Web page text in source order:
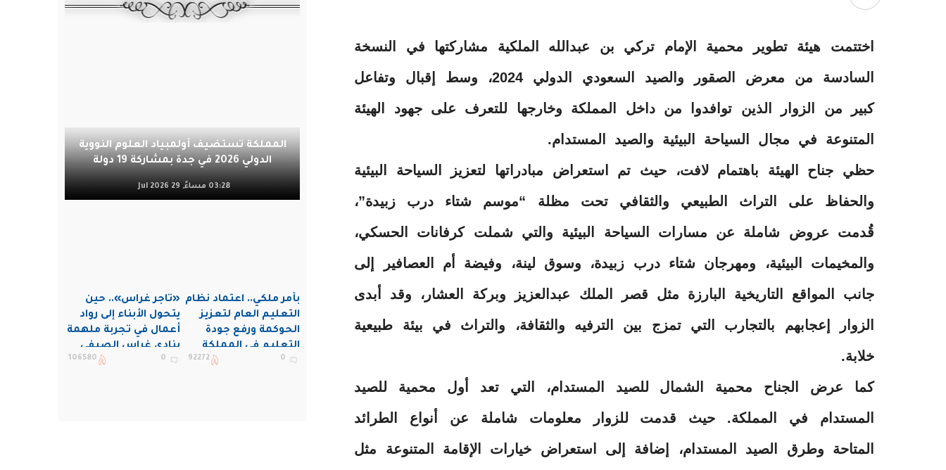
اختتمت هيئة تطوير محمية الإمام تركي بن عبدالله الملكية مشاركتها في النسخة
السادسة من معرض الصقور والصيد السعودي الدولي 2024، وسط إقبال وتفاعل
كبير من الزوار الذين توافدوا من داخل المملكة وخارجها للتعرف على جهود الهيئة
المتنوعة في مجال السياحة البيئية والصيد المستدام.
حظي جناح الهيئة باهتمام لافت، حيث تم استعراض مبادراتها لتعزيز السياحة البيئية
والحفاظ على التراث الطبيعي والثقافي تحت مظلة “موسم شتاء درب زبيدة”،
قُدمت عروض شاملة عن مسارات السياحة البيئية والتي شملت كرفانات الحسكي،
والمخيمات البيئية، ومهرجان شتاء درب زبيدة، وسوق لينة، وفيضة أم العصافير إلى
جانب المواقع التاريخية البارزة مثل قصر الملك عبدالعزيز وبركة العشار، وقد أبدى
الزوار إعجابهم بالتجارب التي تمزج بين الترفيه والثقافة، والتراث في بيئة طبيعية
خلابة.
كما عرض الجناح محمية الشمال للصيد المستدام، التي تعد أول محمية للصيد
المستدام في المملكة. حيث قدمت للزوار معلومات شاملة عن أنواع الطرائد
المتاحة وطرق الصيد المستدام، إضافة إلى استعراض خيارات الإقامة المتنوعة مثل
المملكة تستضيف أولمبياد العلوم النووية
الدولي 2026 في جدة بمشاركة 19 دولة
03:28 مساءً, 29 Jul 2026
بأمر ملكي.. اعتماد نظام
التعليم العام لتعزيز
الحوكمة ورفع جودة
التعليم في المملكة
0
92272
«تاجر غراس».. حين
يتحول الأبناء إلى رواد
أعمال في تجربة ملهمة
بنادي غراس الصيفي
بالجبيل
0
106580